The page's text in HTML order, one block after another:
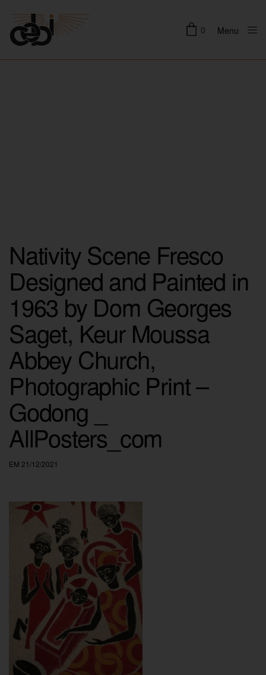
0 Menu
Nativity Scene Fresco
Designed and Painted in
1963 by Dom Georges
Saget, Keur Moussa
Abbey Church,
Photographic Print –
Godong _
AllPosters_com
EM 21/12/2021